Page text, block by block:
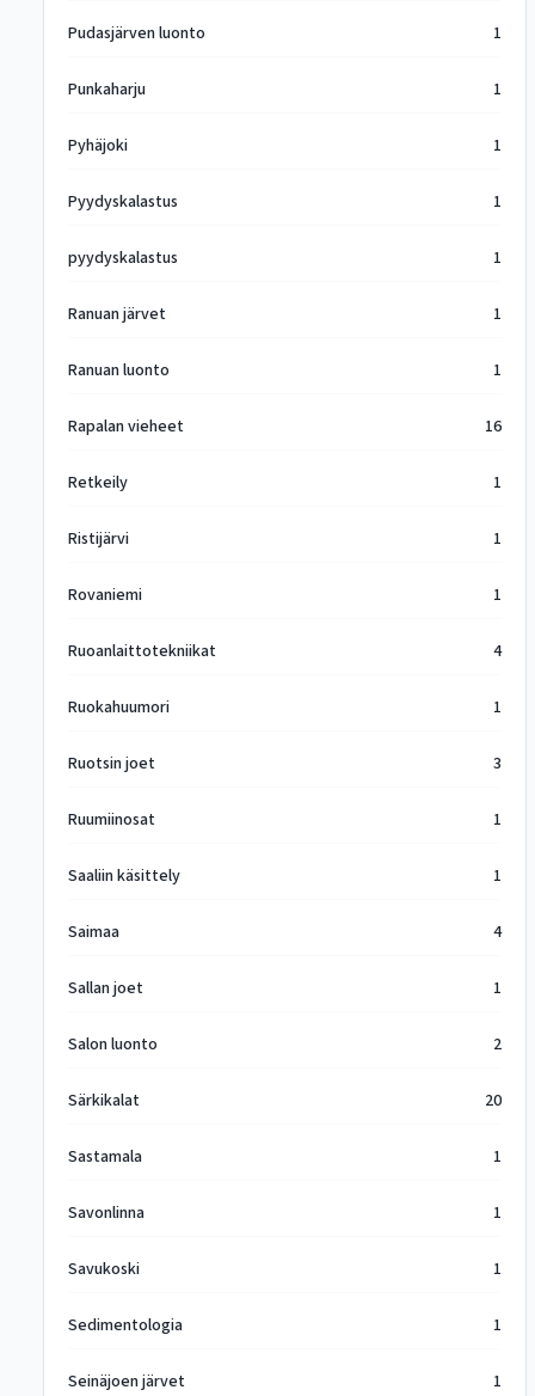
Pudasjärven luonto 1
Punkaharju 1
Pyhäjoki 1
Pyydyskalastus 1
pyydyskalastus 1
Ranuan järvet 1
Ranuan luonto 1
Rapalan vieheet 16
Retkeily 1
Ristijärvi 1
Rovaniemi 1
Ruoanlaittotekniikat 4
Ruokahuumori 1
Ruotsin joet 3
Ruumiinosat 1
Saaliin käsittely 1
Saimaa 4
Sallan joet 1
Salon luonto 2
Särkikalat 20
Sastamala 1
Savonlinna 1
Savukoski 1
Sedimentologia 1
Seinäjoen järvet 1